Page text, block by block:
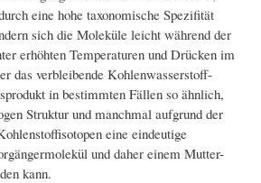
eine hohe taxonomische Spezifität
sich die Moleküle leicht während der
erhöhten Temperaturen und Drücken im
das verbleibende Kohlenwasserstoff-
in bestimmten Fällen so ähnlich,
Struktur und manchmal aufgrund der
eine eindeutige
und daher einem Mutter-
kann.